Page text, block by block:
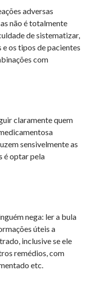
adversas
não é totalmente
de sistematizar,
e os tipos de pacientes
com
claramente quem
sensivelmente as
é optar pela
nega: ler a bula
úteis a
inclusive se ele
remédios, com
etc.